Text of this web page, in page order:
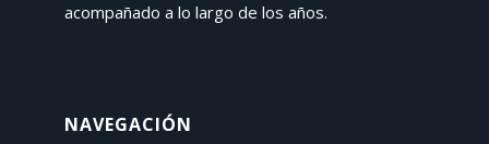
acompañado a lo largo de los años.
NAVEGACIÓN